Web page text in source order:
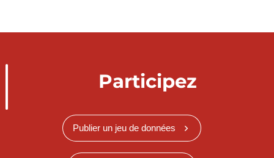
Participez
Publier un jeu de données